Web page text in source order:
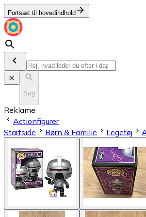
Fortsæt til hovedindhold
Søg
Reklame
Actionfigurer
Startside
Børn & Familie Legetøj